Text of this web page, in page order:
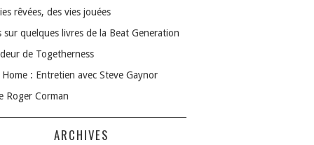
rêvées, des vies jouées
sur quelques livres de la Beat Generation
de Togetherness
: Entretien avec Steve Gaynor
Roger Corman
ARCHIVES